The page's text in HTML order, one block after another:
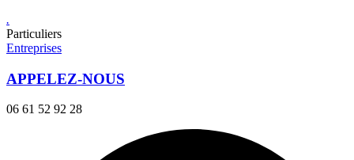
.
Particuliers
Entreprises
APPELEZ-NOUS
06 61 52 92 28